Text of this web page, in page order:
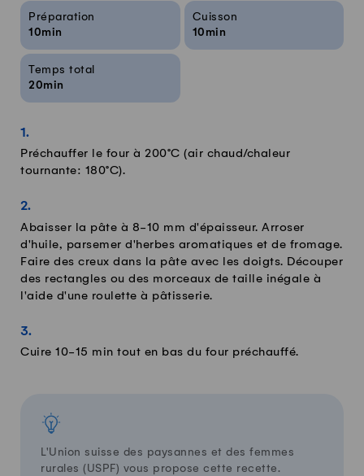
Infos sur la recette
Préparation
10min
Cuisson
10min
Temps total
20min
Préchauffer le four à 200°C (air chaud/chaleur
tournante: 180°C).
Abaisser la pâte à 8-10 mm d'épaisseur. Arroser
d'huile, parsemer d'herbes aromatiques et de fromage.
Faire des creux dans la pâte avec les doigts. Découper
des rectangles ou des morceaux de taille inégale à
l'aide d'une roulette à pâtisserie.
Cuire 10-15 min tout en bas du four préchauffé.
L'Union suisse des paysannes et des femmes
rurales (USPF) vous propose cette recette.